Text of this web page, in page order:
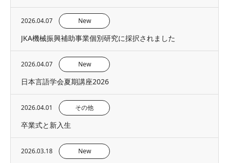
2026.04.07 New
JKA機械振興補助事業個別研究に採択されました
2026.04.07 New
日本言語学会夏期講座2026
2026.04.01 その他
卒業式と新入生
2026.03.18 New